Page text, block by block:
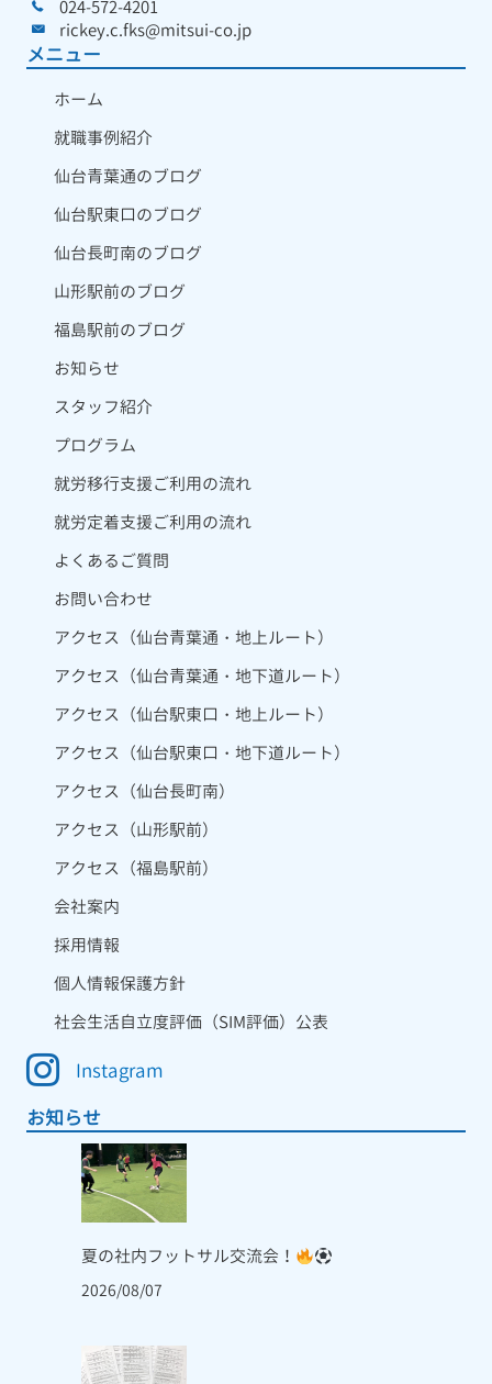
024-572-4201
rickey.c.fks@mitsui-co.jp
メニュー
ホーム
就職事例紹介
仙台青葉通のブログ
仙台駅東口のブログ
仙台長町南のブログ
山形駅前のブログ
福島駅前のブログ
お知らせ
スタッフ紹介
プログラム
就労移行支援ご利用の流れ
就労定着支援ご利用の流れ
よくあるご質問
お問い合わせ
アクセス（仙台青葉通・地上ルート）
アクセス（仙台青葉通・地下道ルート）
アクセス（仙台駅東口・地上ルート）
アクセス（仙台駅東口・地下道ルート）
アクセス（仙台長町南）
アクセス（山形駅前）
アクセス（福島駅前）
会社案内
採用情報
個人情報保護方針
社会生活自立度評価（SIM評価）公表
Instagram
お知らせ
夏の社内フットサル交流会！
2026/08/07